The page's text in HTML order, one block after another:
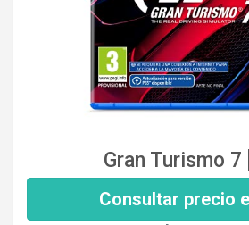
Gran Turismo 7
Consultar precio